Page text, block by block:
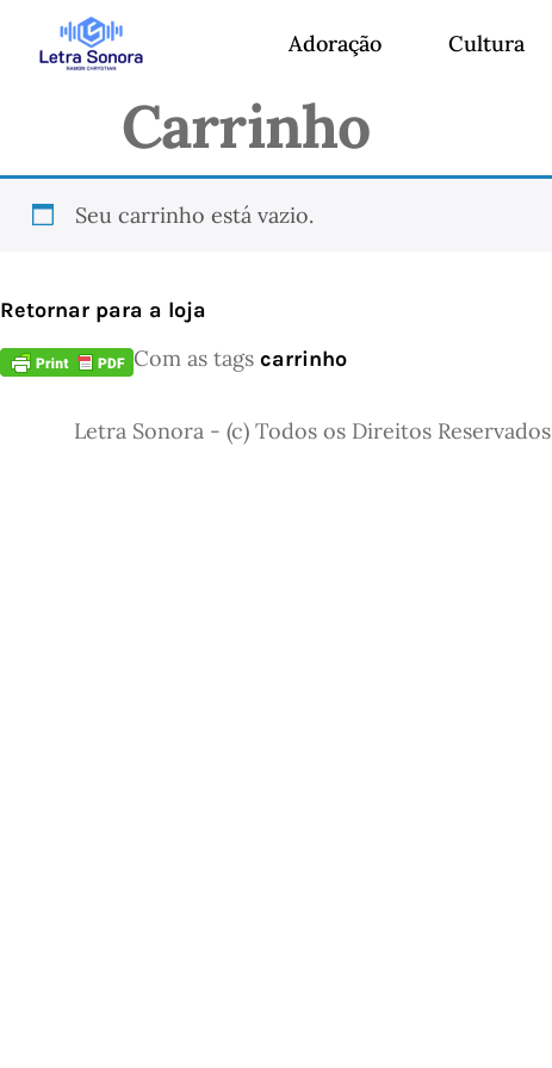
Adoração Cultura
Carrinho
Seu carrinho está vazio.
Retornar para a loja
Com as tags carrinho
Letra Sonora - (c) Todos os Direitos Reservados